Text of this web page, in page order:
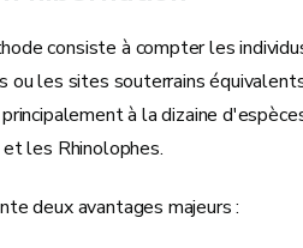
consiste à compter les
ou les sites souterrains
principalement à la dizaine
les Rhinolophes.
deux avantages majeurs :